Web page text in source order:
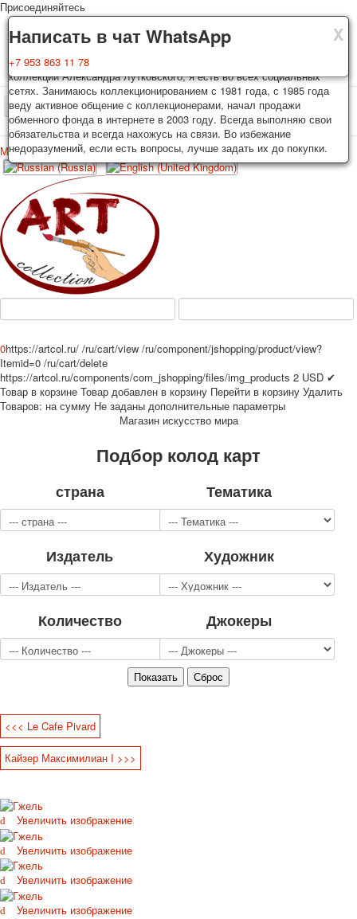
X
Доставка
Колоды, почтовые открытки тщательно упаковываются и
отправляются в течении 3-4 рабочих дней после оплаты.
Исключение: репринт под заказ, такие колоды карт отправляются в
течении 7-8 рабочих дней. Отправка осуществляется почтой России
с треком отслеживания. Цена пересылки зависит от веса и тарифов
почты на момент покупки. По желанию покупателя возможна
отправка СДЕК или другими транспортными компаниями.
X
Гарантия
Вы покупаете колоды игральных карт, почтовые открытки из частной
коллекции Александра Лутковского, я есть во всех социальных
сетях. Занимаюсь коллекционированием с 1981 года, с 1985 года
веду активное общение с коллекционерами, начал продажи
обменного фонда в интернете в 2003 году. Всегда выполняю свои
обязательства и всегда нахожусь на связи. Во избежание
недоразумений, если есть вопросы, лучше задать их до покупки.
X
Написать в чат WhatsApp
+7 953 863 11 78
Присоединяйтесь
TPL_PROTOSTAR_TOGGLE_MENU
Главная Игральные карты Открытки
Новости О сайте
Меню
Главная
Игральные карты
Классические
Эротические рисунки
Рекламные
Эротические фотоколоды
Пин-ап
Политические
Личности-звезды
Для детей
Видовые
Звери
Комбинат Цветной Печати
Армия и полиция
Открытки
С Новым годом!
Поздравляю
Октябрьская революция
С рождеством
Пасха
Разные пожелания
1 сентября школа
Приглашение
Новости
Новости карточных колод
Новости открыток
О сайте
Войти
0https://artcol.ru/ /ru/cart/view /ru/component/jshopping/product/view?
Itemid=0 /ru/cart/delete
https://artcol.ru/components/com_jshopping/files/img_products 2 USD ✔
Товар в корзине Товар добавлен в корзину Перейти в корзину Удалить
Товаров: на сумму Не заданы дополнительные параметры
Магазин искусство мира
Подбор колод карт
страна Тематика
Издатель Художник
Количество Джокеры
<<< Le Cafe Pivard
Кайзер Максимилиан I >>>
Увеличить изображение
Увеличить изображение
Увеличить изображение
Увеличить изображение